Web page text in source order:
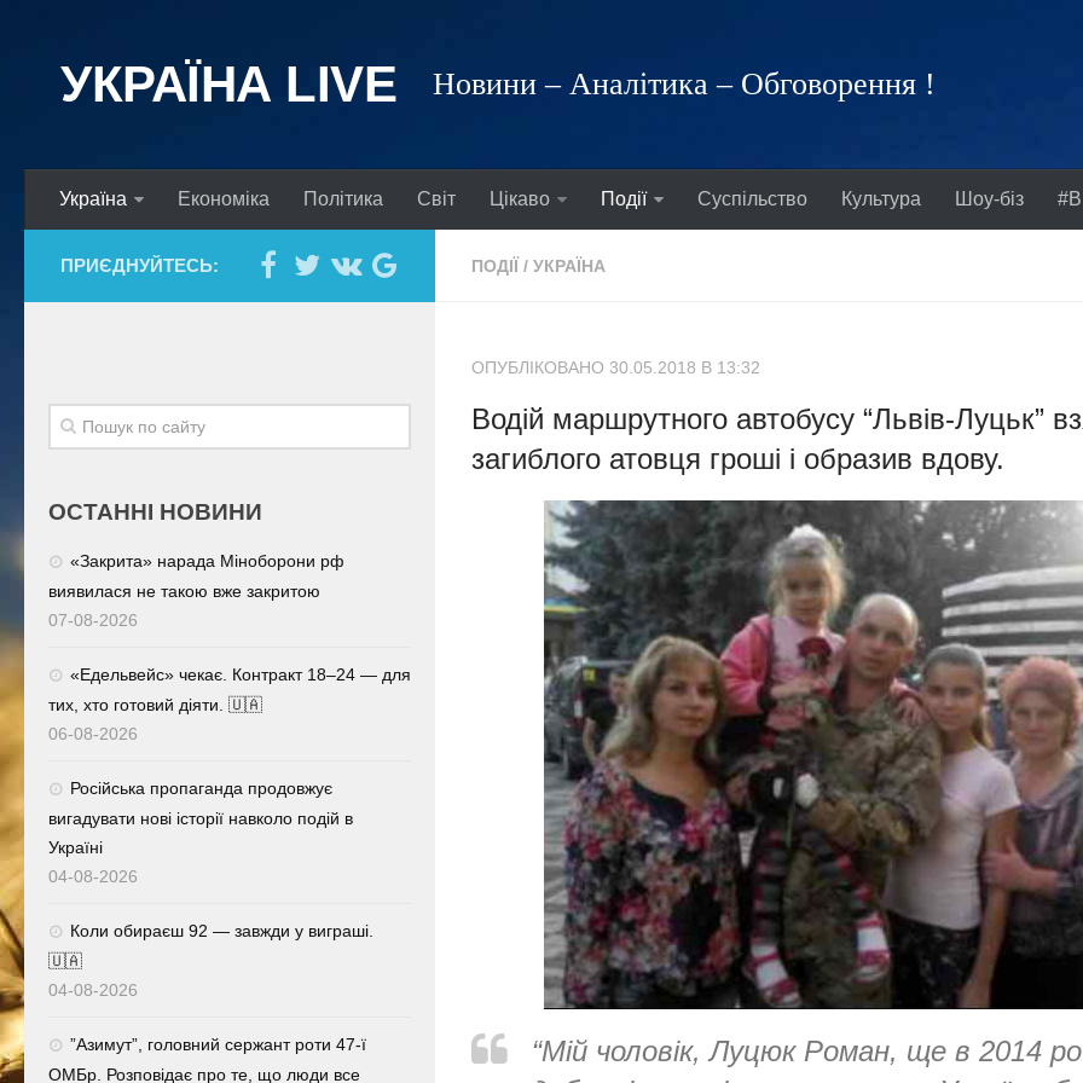
УКРАЇНА LIVE Новини – Аналітика – Обговорення !
Україна Економіка Політика Світ Цікаво Події Суспільство Культура Шоу-біз
ПОДІЇ / УКРАЇНА
ОПУБЛІКОВАНО 30.05.2018 В 13:32
Водій маршрутного автобусу “Львів-Луцьк”
загиблого атовця гроші і образив вдову.
“Мій чоловік, Луцюк Роман, ще в 2014
ПРИЄДНУЙТЕСЬ:
ОСТАННІ НОВИНИ
«Закрита» нарада Міноборони рф
виявилася не такою вже закритою
07-08-2026
«Едельвейс» чекає. Контракт 18–24 — для
тих, хто готовий діяти. 🇺🇦
06-08-2026
Російська пропаганда продовжує
вигадувати нові історії навколо подій в
Україні
04-08-2026
Коли обираєш 92 — завжди у виграші.
🇺🇦
04-08-2026
⁨”Азимут”, головний сержант роти 47-ї
ОМБр. Розповідає про те, що люди все